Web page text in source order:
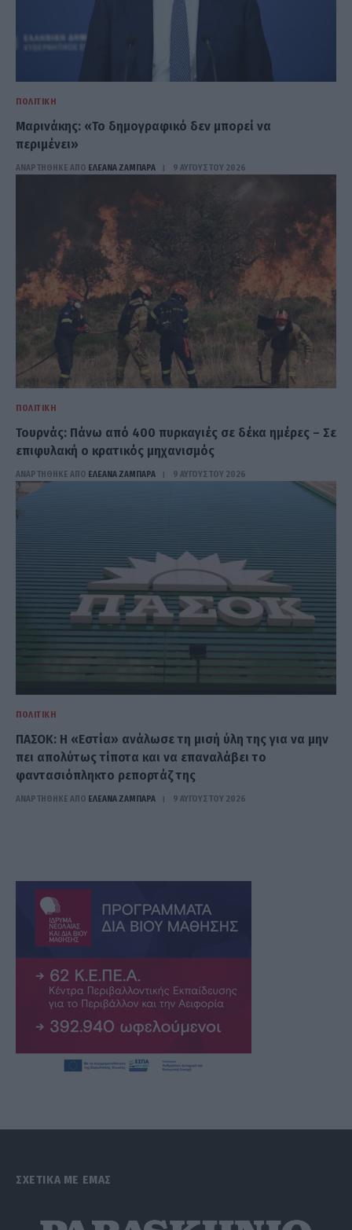
ΠΟΛΙΤΙΚΉ
Μαρινάκης: «Το δημογραφικό δεν μπορεί να
περιμένει»
ΑΝΑΡΤΗΘΗΚΕ ΑΠΟ ΕΛΕΑΝΑ ΖΑΜΠΑΡΑ 9 ΑΥΓΟΎΣΤΟΥ 2026
ΠΟΛΙΤΙΚΉ
Τουρνάς: Πάνω από 400 πυρκαγιές σε δέκα ημέρες – Σε
επιφυλακή ο κρατικός μηχανισμός
ΑΝΑΡΤΗΘΗΚΕ ΑΠΟ ΕΛΕΑΝΑ ΖΑΜΠΑΡΑ 9 ΑΥΓΟΎΣΤΟΥ 2026
ΠΟΛΙΤΙΚΉ
ΠΑΣΟΚ: Η «Εστία» ανάλωσε τη μισή ύλη της για να μην
πει απολύτως τίποτα και να επαναλάβει το
φαντασιόπληκτο ρεπορτάζ της
ΑΝΑΡΤΗΘΗΚΕ ΑΠΟ ΕΛΕΑΝΑ ΖΑΜΠΑΡΑ 9 ΑΥΓΟΎΣΤΟΥ 2026
ΣΧΕΤΙΚΑ ΜΕ ΕΜΑΣ